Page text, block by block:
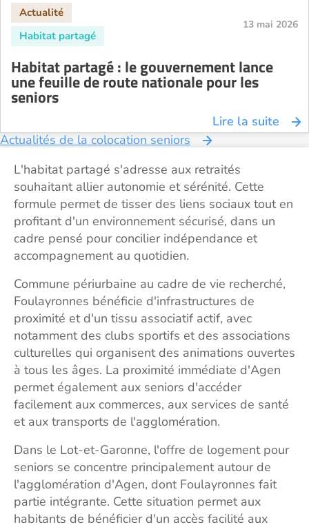
13 mai 2026
Habitat partagé : le gouvernement lance
une feuille de route nationale pour les
seniors
Lire la suite
Actualités de la colocation seniors
L'habitat partagé s'adresse aux retraités
souhaitant allier autonomie et sérénité. Cette
formule permet de tisser des liens sociaux tout en
profitant d'un environnement sécurisé, dans un
cadre pensé pour concilier indépendance et
accompagnement au quotidien.
Commune périurbaine au cadre de vie recherché,
Foulayronnes bénéficie d'infrastructures de
proximité et d'un tissu associatif actif, avec
notamment des clubs sportifs et des associations
culturelles qui organisent des animations ouvertes
à tous les âges. La proximité immédiate d'Agen
permet également aux seniors d'accéder
facilement aux commerces, aux services de santé
et aux transports de l'agglomération.
Dans le Lot-et-Garonne, l'offre de logement pour
seniors se concentre principalement autour de
l'agglomération d'Agen, dont Foulayronnes fait
partie intégrante. Cette situation permet aux
habitants de bénéficier d'un accès facilité aux